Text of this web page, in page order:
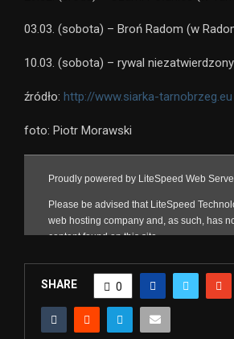
03.03. (sobota) – Broń Radom (w
10.03. (sobota) – rywal
źródło: http://www.siarka-tarnobrzeg.eu
foto: Piotr Morawski
SHARE 0